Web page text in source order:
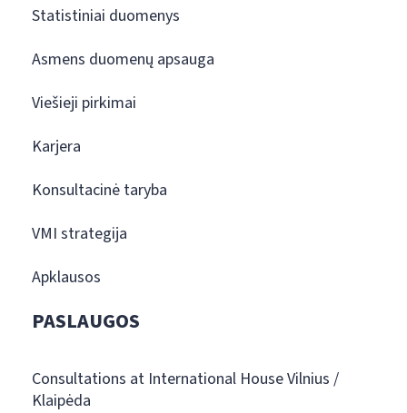
Statistiniai duomenys
Asmens duomenų apsauga
Viešieji pirkimai
Karjera
Konsultacinė taryba
VMI strategija
Apklausos
PASLAUGOS
Consultations at International House Vilnius /
Klaipėda